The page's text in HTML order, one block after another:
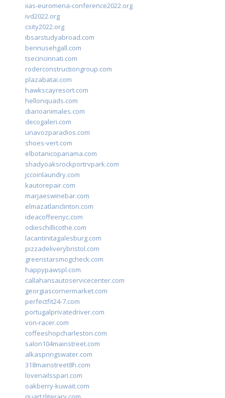
iias-euromena-conference2022.org
ivd2022.org
csity2022.org
ibsarstudyabroad.com
bennusehgall.com
tsecincinnati.com
roderconstructiongroup.com
plazabatai.com
hawkscayresort.com
hellonquads.com
diarioanimales.com
decogaleri.com
unavozparadios.com
shoes-vert.com
elbotanicopanama.com
shadyoaksrockportrvpark.com
jccoinlaundry.com
kautorepair.com
marjaeswinebar.com
elmazatlanclinton.com
ideacoffeenyc.com
odieschillicothe.com
lacantinitagalesburg.com
pizzadeliverybristol.com
greenstarsmogcheck.com
happypawspl.com
callahansautoservicecenter.com
georgiascornermarket.com
perfectfit24-7.com
portugalprivatedriver.com
von-racer.com
coffeeshopcharleston.com
salon104mainstreet.com
alkaspringswater.com
318mainstreet8h.com
lovenailsspari.com
oakberry-kuwait.com